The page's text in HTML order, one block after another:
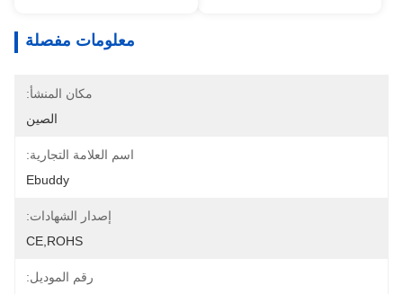
معلومات مفصلة
مكان المنشأ:
الصين
اسم العلامة التجارية:
Ebuddy
إصدار الشهادات:
CE,ROHS
رقم الموديل: